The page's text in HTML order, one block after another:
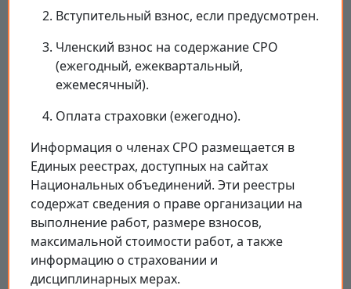
Вступительный взнос, если предусмотрен.
Членский взнос на содержание СРО
(ежегодный, ежеквартальный,
ежемесячный).
Оплата страховки (ежегодно).
Информация о членах СРО размещается в
Единых реестрах, доступных на сайтах
Национальных объединений. Эти реестры
содержат сведения о праве организации на
выполнение работ, размере взносов,
максимальной стоимости работ, а также
информацию о страховании и
дисциплинарных мерах.